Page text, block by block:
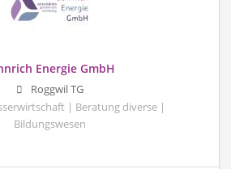
Energie GmbH
Roggwil TG
| Beratung diverse |
Bildungswesen